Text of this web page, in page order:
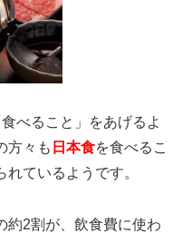
べること」をあげるよ
方々も 日本食を食べるこ
ているようです。
約2割が、飲食費に使わ